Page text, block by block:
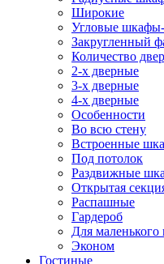
Широкие
Угловые
Закругленный
Количество
2-х дверные
3-х дверные
4-х дверные
Особенности
Во всю стену
Встроенные
Под потолок
Раздвижные
Открытая
Распашные
Гардероб
Для
Эконом
Гостиные